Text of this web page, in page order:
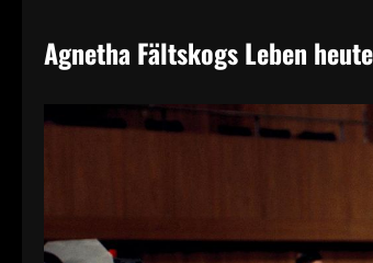
Agnetha Fältskogs Leben